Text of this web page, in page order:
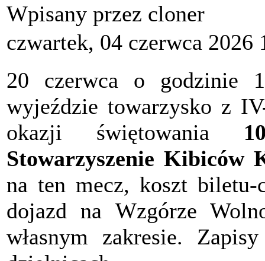
Wpisany przez cloner
czwartek, 04 czerwca 2026
20 czerwca o godzinie
wyjeździe towarzysko z
okazji świętowania
Stowarzyszenie Kibiców
na ten mecz, koszt
dojazd na Wzgórze
własnym zakresie.